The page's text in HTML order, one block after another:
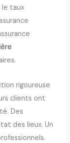
le taux
rigoureuse
clients ont
Des
des lieux. Un